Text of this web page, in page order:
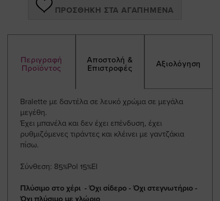
ΠΡΟΣΘΉΚΗ ΣΤΑ ΑΓΑΠΗΜΈΝΑ
Περιγραφή
Προϊόντος
Αποστολή &
Επιστροφές
Αξιολόγηση
Bralette με δαντέλα σε λευκό χρώμα σε μεγάλα
μεγέθη.
Έχει μπανέλα και δεν έχει επένδυση, έχει
ρυθμιζόμενες τιράντες και κλέινει με γαντζάκια
πίσω.
Σύνθεση: 85%Pol 15%El
Πλύσιμο στο χέρι - Όχι σίδερο - Όχι στεγνωτήριο -
Όχι πλύσιμο με χλώριο